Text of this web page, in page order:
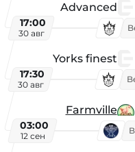
Advanced
17:00
30 авг
Yorks finest
17:30
30 авг
Farmville
03:00
12 сен